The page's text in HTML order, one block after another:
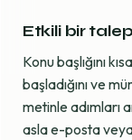
Etkili bir talep
Konu başlığını
başladığını ve
metinle adımları
asla e-posta